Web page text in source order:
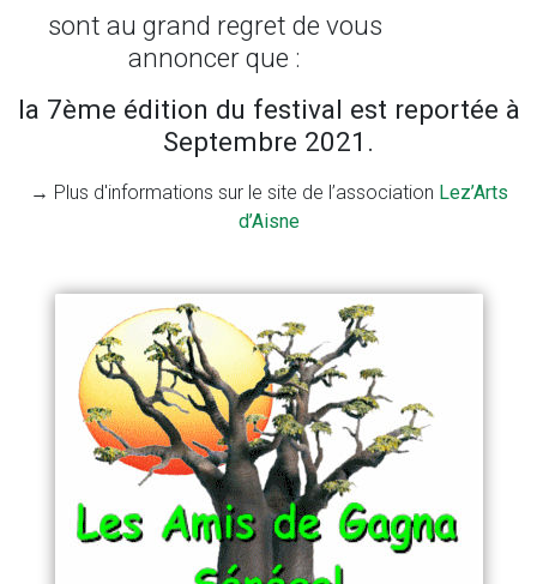
sont au grand regret de vous
annoncer que :
la 7ème édition du festival est reportée à
Septembre 2021.
→ Plus d'informations sur le site de l’association Lez’Arts
d’Aisne